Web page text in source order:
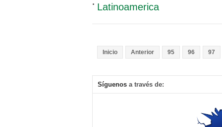
Latinoamerica
Inicio Anterior 95 96 97
Síguenos a través de: